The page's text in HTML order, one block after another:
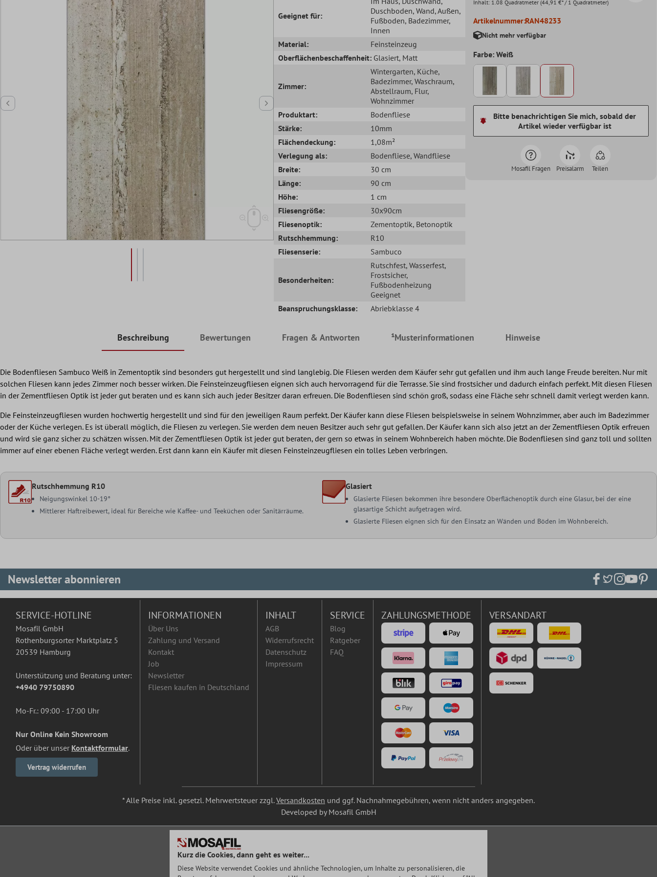
Geeignet für:
Duschboden, Wand, Außen,
Fußboden, Badezimmer,
Innen
Material:
Feinsteinzeug
Oberflächenbeschaffenheit: Glasiert, Matt
Zimmer:
Wintergarten, Küche,
Badezimmer, Waschraum,
Abstellraum, Flur,
Wohnzimmer
Produktart:
Bodenfliese
Stärke:
10mm
Flächendeckung:
1,08m²
Verlegung als:
Bodenfliese, Wandfliese
Breite:
30 cm
Länge:
90 cm
Höhe:
1 cm
Fliesengröße:
30x90cm
Fliesenoptik:
Zementoptik, Betonoptik
Rutschhemmung:
R10
Fliesenserie:
Sambuco
Besonderheiten:
Rutschfest, Wasserfest,
Frostsicher,
Fußbodenheizung
Geeignet
Beanspruchungsklasse:
Abriebklasse 4
Inhalt: 1.08 Quadratmeter (44,91 €* / 1 Quadratmeter)
Artikelnummer:RAN48233
Nicht mehr verfügbar
Farbe: Weiß
Bitte benachrichtigen Sie mich, sobald der
Artikel wieder verfügbar ist
Mosafil Fragen Preisalarm Teilen
Beschreibung Bewertungen Fragen & Antworten ¹Musterinformationen Hinweise
Die Bodenfliesen Sambuco Weiß in Zementoptik sind besonders gut hergestellt und sind langlebig. Die Fliesen werden dem Käufer sehr gut gefallen und ihm auch lange Freude bereiten. Nur mit
solchen Fliesen kann jedes Zimmer noch besser wirken. Die Feinsteinzeugfliesen eignen sich auch hervorragend für die Terrasse. Sie sind frostsicher und dadurch einfach perfekt. Mit diesen Fliesen
in der Zementfliesen Optik ist jeder gut beraten und es kann sich auch jeder Besitzer daran erfreuen. Die Bodenfliesen sind schön groß, sodass eine Fläche sehr schnell damit verlegt werden kann.
Die Feinsteinzeugfliesen wurden hochwertig hergestellt und sind für den jeweiligen Raum perfekt. Der Käufer kann diese Fliesen beispielsweise in seinem Wohnzimmer, aber auch im Badezimmer
oder der Küche verlegen. Es ist überall möglich, die Fliesen zu verlegen. Sie werden dem neuen Besitzer auch sehr gut gefallen. Der Käufer kann sich also jetzt an der Zementfliesen Optik erfreuen
und wird sie ganz sicher zu schätzen wissen. Mit der Zementfliesen Optik ist jeder gut beraten, der gern so etwas in seinem Wohnbereich haben möchte. Die Bodenfliesen sind ganz toll und sollten
immer auf einer ebenen Fläche verlegt werden. Erst dann kann ein Käufer mit diesen Feinsteinzeugfliesen ein tolles Leben verbringen.
Rutschhemmung R10
Neigungswinkel 10-19°
Mittlerer Haftreibewert, ideal für Bereiche wie Kaffee- und Teeküchen oder Sanitärräume.
Glasiert
Glasierte Fliesen bekommen ihre besondere Oberflächenoptik durch eine Glasur, bei der eine
glasartige Schicht aufgetragen wird.
Glasierte Fliesen eignen sich für den Einsatz an Wänden und Böden im Wohnbereich.
Newsletter abonnieren
SERVICE-HOTLINE
Mosafil GmbH
Rothenburgsorter Marktplatz 5
20539 Hamburg
Unterstützung und Beratung unter:
+4940 79750890
Mo-Fr.: 09:00 - 17:00 Uhr
Nur Online Kein Showroom
Oder über unser Kontaktformular.
Vertrag widerrufen
INFORMATIONEN
Über Uns
Zahlung und Versand
Kontakt
Job
Newsletter
Fliesen kaufen in Deutschland
INHALT
AGB
Widerrufsrecht
Datenschutz
Impressum
SERVICE
Blog
Ratgeber
FAQ
ZAHLUNGSMETHODE VERSANDART
* Alle Preise inkl. gesetzl. Mehrwertsteuer zzgl.Versandkosten und ggf. Nachnahmegebühren, wenn nicht anders angegeben.
Developed by Mosafil GmbH
Kurz die Cookies, dann geht es weiter...
Diese Website verwendet Cookies und ähnliche Technologien, um Inhalte zu personalisieren, die